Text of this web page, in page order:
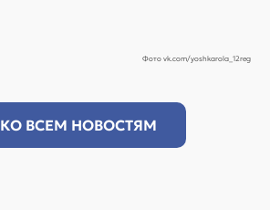
Фото vk.com/yoshkarola_12reg
КО ВСЕМ НОВОСТЯМ